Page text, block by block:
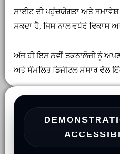
ਸਾਈਟ ਦੀ ਪਹੁੰਚਯੋਗਤਾ ਅਤੇ
ਸਕਦਾ ਹੈ, ਜਿਸ ਨਾਲ ਵਧੇਰੇ ਵਿਕਾਸ
ਅੱਜ ਹੀ ਇਸ ਨਵੀਂ ਤਕਨਾਲੋਜੀ ਨੂੰ
ਅਤੇ ਸੰਮਲਿਤ ਡਿਜੀਟਲ ਸੰਸਾਰ ਵੱਲ